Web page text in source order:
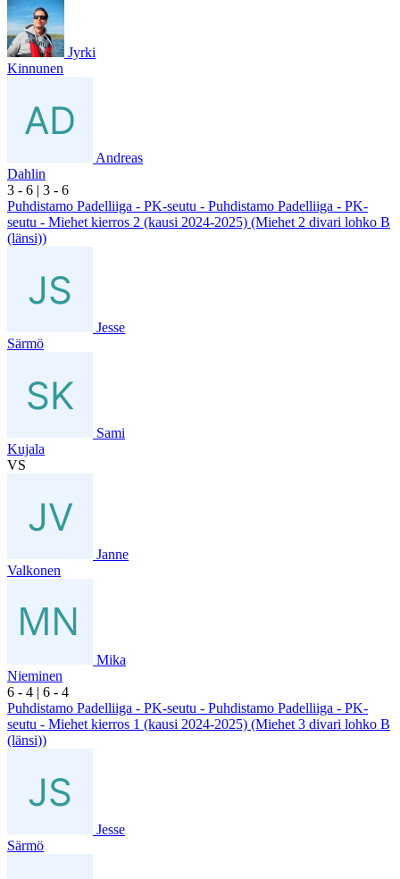
Jyrki
Kinnunen
Andreas
Dahlin
3 - 6 | 3 - 6
Puhdistamo Padelliiga - PK-seutu - Puhdistamo Padelliiga - PK-
seutu - Miehet kierros 2 (kausi 2024-2025) (Miehet 2 divari lohko B
(länsi))
Jesse
Särmö
Sami
Kujala
VS
Janne
Valkonen
Mika
Nieminen
6 - 4 | 6 - 4
Puhdistamo Padelliiga - PK-seutu - Puhdistamo Padelliiga - PK-
seutu - Miehet kierros 1 (kausi 2024-2025) (Miehet 3 divari lohko B
(länsi))
Jesse
Särmö